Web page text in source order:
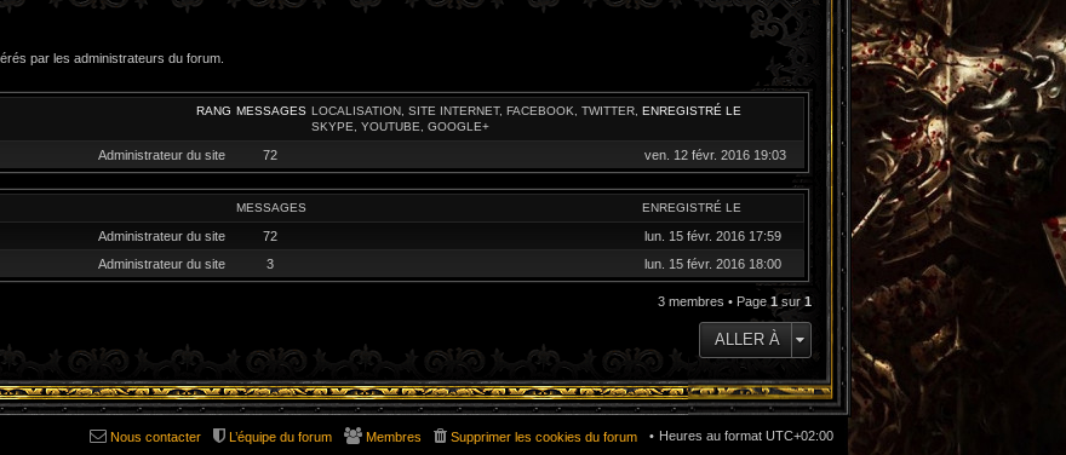
par les administrateurs du forum.
RANG MESSAGES LOCALISATION, SITE INTERNET, FACEBOOK, TWITTER,
SKYPE, YOUTUBE, GOOGLE+
ENREGISTRÉ LE
Administrateur du site 72 ven. 12 févr. 2016 19:03
MESSAGES ENREGISTRÉ LE
Administrateur du site 72
lun. 15 févr. 2016 17:59
Administrateur du site
3 lun. 15 févr. 2016 18:00
3 membres • Page 1 sur 1
ALLER À
Heures au format UTC+02:00
Supprimer les cookies du forum
Membres
L’équipe du forum
Nous contacter